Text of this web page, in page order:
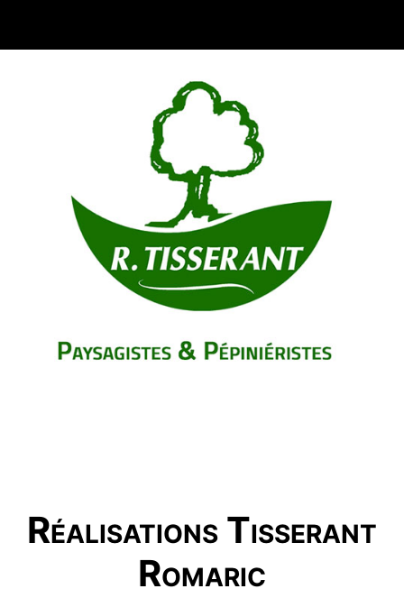
Réalisations Tisserant
Romaric